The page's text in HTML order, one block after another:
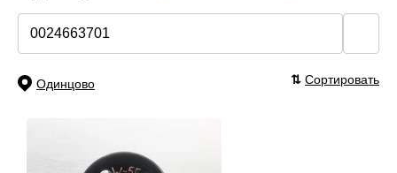
Одинцово ⇅ Сортировать